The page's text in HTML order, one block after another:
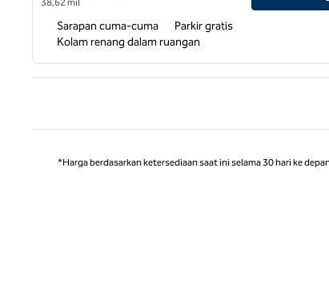
38,62 mil
Sarapan cuma-cuma
Parkir gratis
Kolam renang dalam ruangan
*Harga berdasarkan ketersediaan saat ini selama 30 hari ke